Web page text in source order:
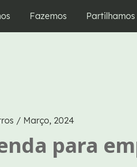
Fazemos Partilhamos
/ Março, 2024
para